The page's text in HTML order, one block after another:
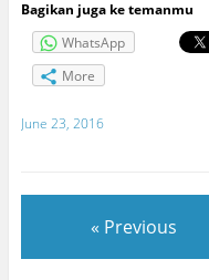
Bagikan juga ke temanmu
WhatsApp
More
June 23, 2016
« Previous